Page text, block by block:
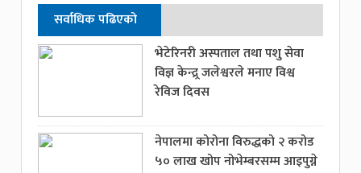
सर्वाधिक पढिएको
भेटेरिनरी अस्पताल तथा पशु सेवा
विज्ञ केन्द्र्र जलेश्वरले मनाए विश्व
रेविज दिवस
नेपालमा कोरोना विरुद्धको २ करोड
५० लाख खोप नोभेम्बरसम्म आइपुग्ने